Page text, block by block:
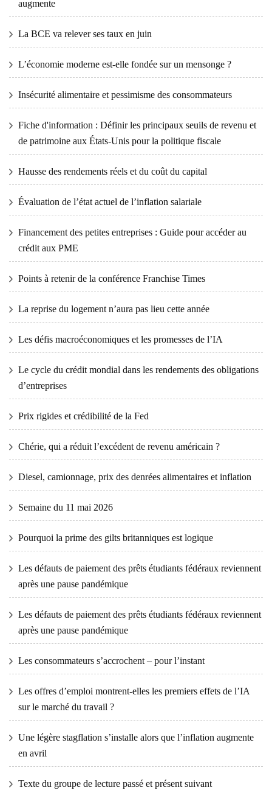
augmente
La BCE va relever ses taux en juin
L’économie moderne est-elle fondée sur un mensonge ?
Insécurité alimentaire et pessimisme des consommateurs
Fiche d'information : Définir les principaux seuils de revenu et
de patrimoine aux États-Unis pour la politique fiscale
Hausse des rendements réels et du coût du capital
Évaluation de l’état actuel de l’inflation salariale
Financement des petites entreprises : Guide pour accéder au
crédit aux PME
Points à retenir de la conférence Franchise Times
La reprise du logement n’aura pas lieu cette année
Les défis macroéconomiques et les promesses de l’IA
Le cycle du crédit mondial dans les rendements des obligations
d’entreprises
Prix ​​​​rigides et crédibilité de la Fed
Chérie, qui a réduit l’excédent de revenu américain ?
Diesel, camionnage, prix des denrées alimentaires et inflation
Semaine du 11 mai 2026
Pourquoi la prime des gilts britanniques est logique
Les défauts de paiement des prêts étudiants fédéraux reviennent
après une pause pandémique
Les défauts de paiement des prêts étudiants fédéraux reviennent
après une pause pandémique
Les consommateurs s’accrochent – ​​pour l’instant
Les offres d’emploi montrent-elles les premiers effets de l’IA
sur le marché du travail ?
Une légère stagflation s’installe alors que l’inflation augmente
en avril
Texte du groupe de lecture passé et présent suivant